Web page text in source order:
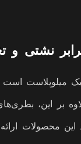
میلوپلاست
بر این،
محصولات